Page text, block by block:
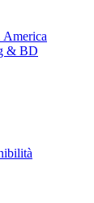
America
& BD